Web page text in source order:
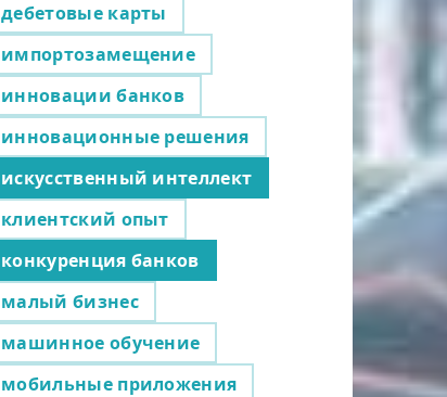
дебетовые карты
импортозамещение
инновации банков
инновационные решения
искусственный интеллект
клиентский опыт
конкуренция банков
малый бизнес
машинное обучение
мобильные приложения